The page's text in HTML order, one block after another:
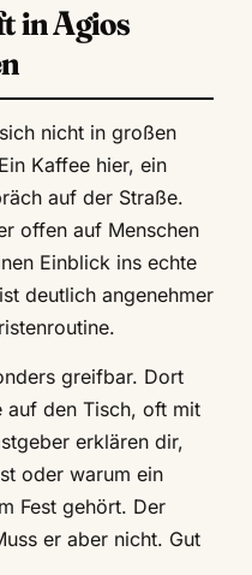
in Agios
nicht in großen
Kaffee hier, ein
auf der Straße.
offen auf Menschen
Einblick ins echte
deutlich angenehmer
greifbar. Dort
auf den Tisch, oft mit
erklären dir,
oder warum ein
Fest gehört. Der
er aber nicht. Gut